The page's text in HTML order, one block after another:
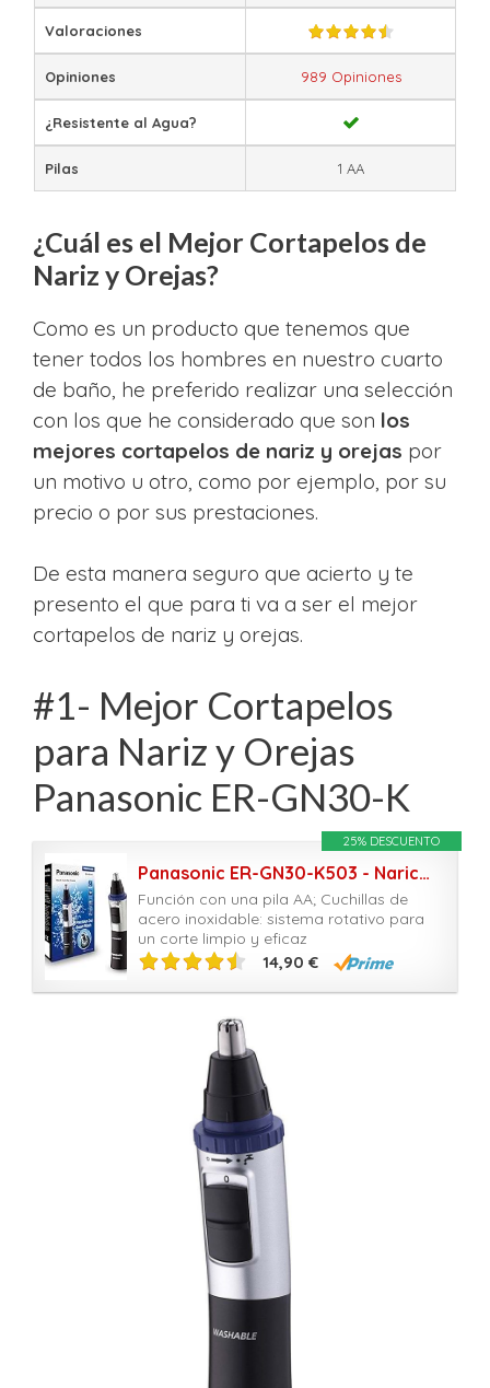
Valoraciones
Opiniones 989 Opiniones
¿Resistente al Agua?
Pilas 1 AA
¿Cuál es el Mejor Cortapelos de
Nariz y Orejas?
Como es un producto que tenemos que
tener todos los hombres en nuestro cuarto
de baño, he preferido realizar una selección
con los que he considerado que son los
mejores cortapelos de nariz y orejas por
un motivo u otro, como por ejemplo, por su
precio o por sus prestaciones.
De esta manera seguro que acierto y te
presento el que para ti va a ser el mejor
cortapelos de nariz y orejas.
#1- Mejor Cortapelos
para Nariz y Orejas
Panasonic ER-GN30-K
25% DESCUENTO
Panasonic ER-GN30-K503 - Naricero/Recortador de Vello Facial (Nariz, Oreja, Cejas y Bigote, Acero Inoxidable, Función con Pilas, Sistema de Limpieza Inteligente) Negro y Plata
Función con una pila AA; Cuchillas de
acero inoxidable: sistema rotativo para
un corte limpio y eficaz
14,90 €